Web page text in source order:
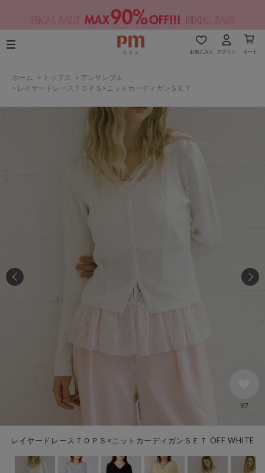
お気に入り ログイン カート
ホーム > トップス > アンサンブル
> レイヤードレースＴＯＰＳ×ニットカーディガンＳＥＴ
レイヤードレースＴＯＰＳ×ニットカーディガンＳＥＴ OFF WHITE
97